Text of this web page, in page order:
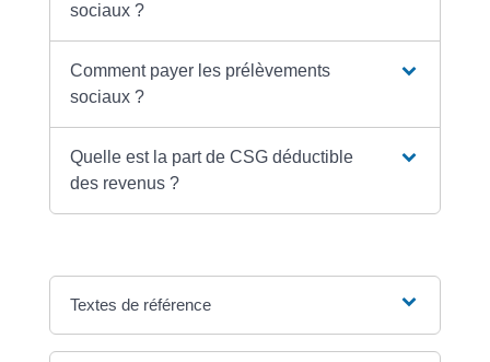
sociaux ?
Comment payer les prélèvements
sociaux ?
Quelle est la part de CSG déductible
des revenus ?
Textes de référence